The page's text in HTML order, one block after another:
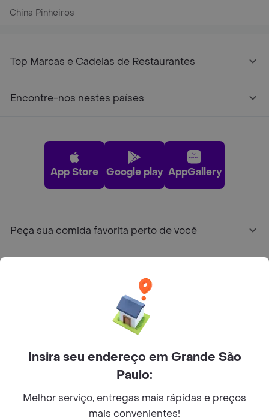
China Pinheiros
Top Marcas e Cadeias de Restaurantes
Encontre-nos nestes países
App Store Google play AppGallery
Peça sua comida favorita perto de você
Facebook
TwitterInstagram
©2026Rappi Inc. All rights reserved.
Insira seu endereço em Grande São
Paulo:
Melhor serviço, entregas mais rápidas e preços
mais convenientes!